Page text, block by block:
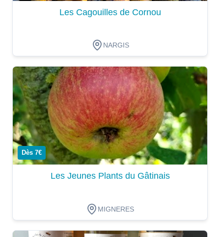
Les Cagouilles de Cornou
NARGIS
Dégustation
Dès 7€
Les Jeunes Plants du Gâtinais
MIGNERES